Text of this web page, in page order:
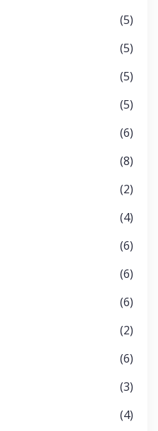
(5)
(5)
(5)
(5)
(6)
(8)
(2)
(4)
(6)
(6)
(6)
(2)
(6)
(3)
(4)